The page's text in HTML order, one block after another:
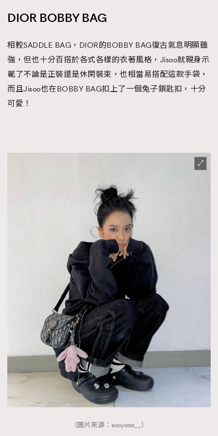
DIOR BOBBY BAG
相較SADDLE BAG，DIOR的BOBBY BAG復古氣息明顯雖
強，但也十分百搭於各式各樣的衣著風格，Jisoo就親身示
範了不論是正裝還是休閑裝束，也相當易搭配這款手袋，
而且Jisoo也在BOBBY BAG扣上了一個兔子鎖匙扣，十分
可愛！
（圖片來源：sooyaaa__）